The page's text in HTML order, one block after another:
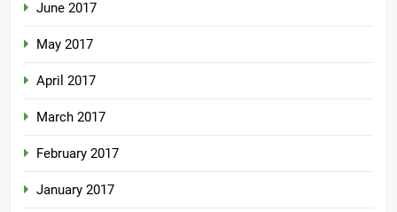
June 2017
May 2017
April 2017
March 2017
February 2017
January 2017